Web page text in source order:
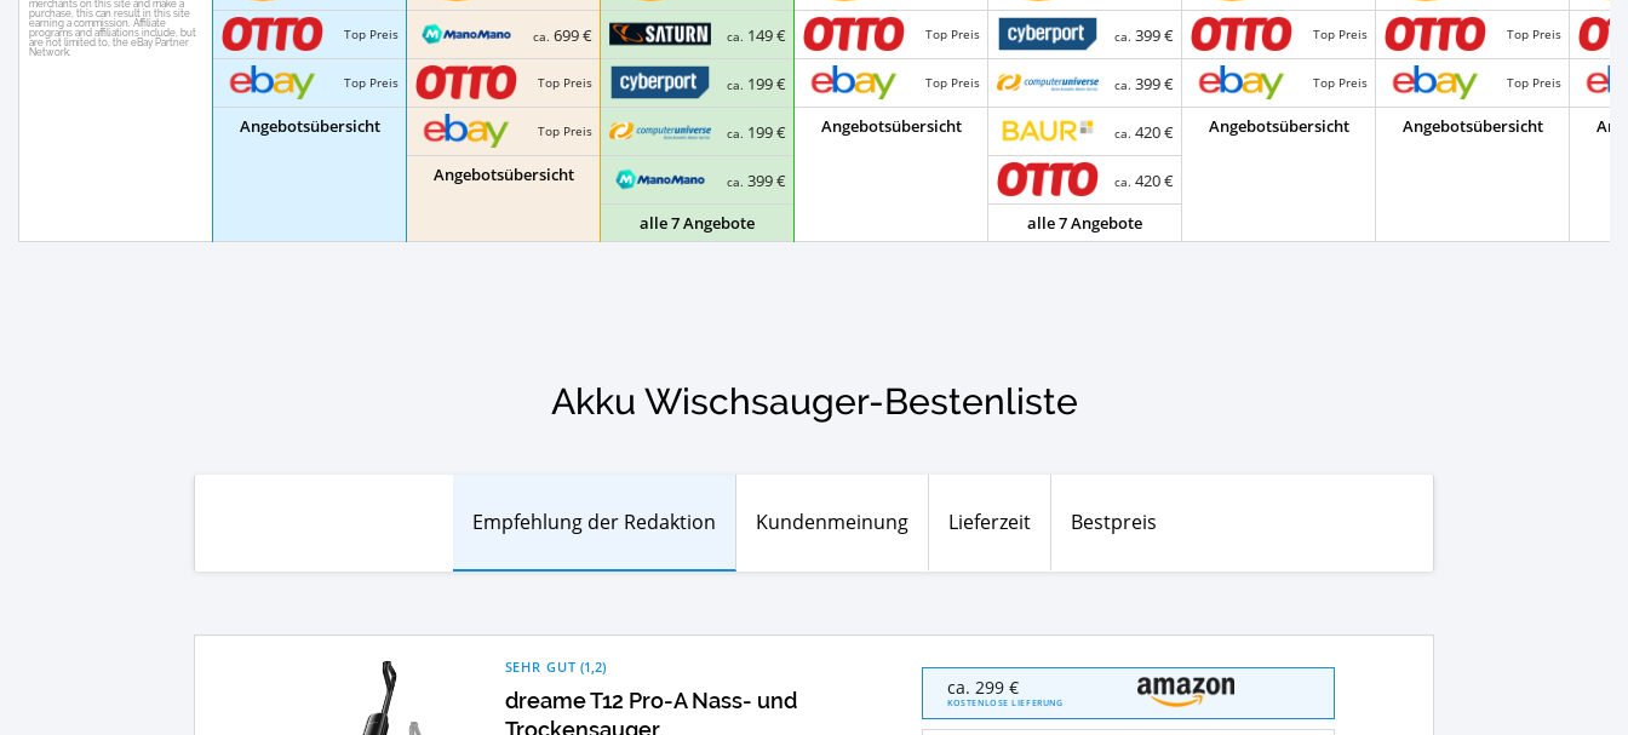
Top Preis
Top Preis
Angebotsübersicht
ca.699 €
Top Preis
Top Preis
Angebotsübersicht
ca. 149 €
ca. 199 €
ca. 199 €
ca.399 €
alle 7 Angebote
Top Preis
Top Preis
Angebotsübersicht
ca.399 €
ca.399 €
ca.420 €
ca.420 €
alle 7 Angebote
Top Preis
Top Preis
Angebotsübersicht
Top Preis
Top Preis
Angebotsübersicht
Akku Wischsauger-Bestenliste
Empfehlung der Redaktion Kundenmeinung Lieferzeit Bestpreis
dreame T12 Pro-A Nass- und
Trockensauger
SEHR GUT (1,2)
Pro-
ca. 299 €
KOSTENLOSE LIEFERUNG